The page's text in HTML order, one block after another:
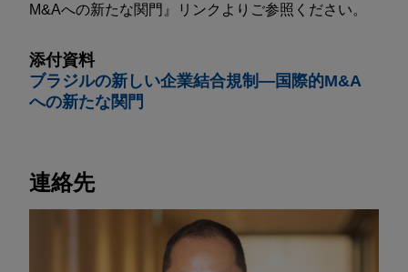
M&Aへの新たな関門』リンクよりご参照ください。
添付資料
ブラジルの新しい企業結合規制―国際的M&A
への新たな関門
連絡先